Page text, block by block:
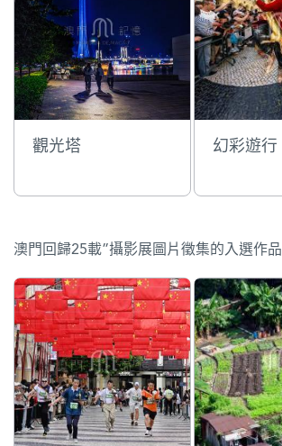
觀光塔 幻彩遊行
澳門回歸25載”攝影展圖片徵集的入選作品